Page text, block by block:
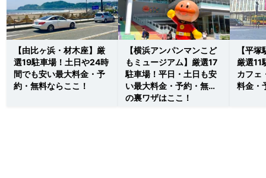
【由比ヶ浜・材木座】厳
選19駐車場！土日や24時
間でも安い最大料金・予
約・無料ならここ！
【横浜アンパンマンこど
もミュージアム】厳選17
駐車場！平日・土日も安
い最大料金・予約・無料
の裏ワザはここ！
【平
厳選11
カフェ
料金・